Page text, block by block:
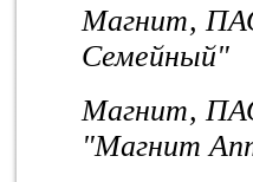
Магнит,
Семейный"
Магнит,
"Магнит